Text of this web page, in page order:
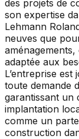
des projets de
son expertise
Lehmann
neuves que
adaptée aux
L’entreprise
toute demande
garantissant un
implantation
comme un
construction